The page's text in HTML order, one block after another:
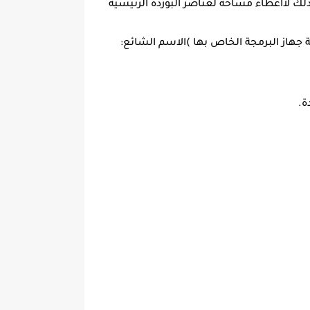
لااعطاء مساحة لعناصر البوردة الرئيسية
البرمجة الخاص بها )الاسم الشائع: